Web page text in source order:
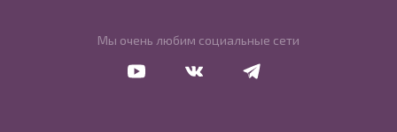
Мы очень любим социальные сети